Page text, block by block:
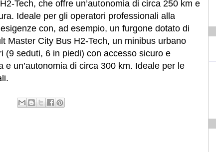
Tech, che offre un’autonomia di circa 250 km e
Ideale per gli operatori professionali alla
con, ad esempio, un furgone dotato di
Master City Bus H2-Tech, un minibus urbano
(9 seduti, 6 in piedi) con accesso sicuro e
un’autonomia di circa 300 km. Ideale per le